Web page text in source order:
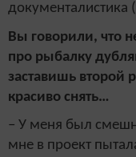
документалистика
Вы говорили, что
про рыбалку
заставишь второй
красиво снять…
– У меня был
мне в проект